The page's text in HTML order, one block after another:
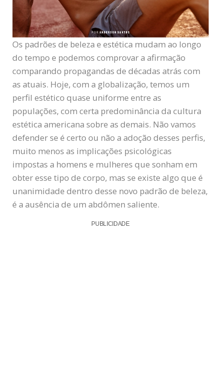
Os padrões de beleza e estética mudam ao longo
do tempo e podemos comprovar a afirmação
comparando propagandas de décadas atrás com
as atuais. Hoje, com a globalização, temos um
perfil estético quase uniforme entre as
populações, com certa predominância da cultura
estética americana sobre as demais. Não vamos
defender se é certo ou não a adoção desses perfis,
muito menos as implicações psicológicas
impostas a homens e mulheres que sonham em
obter esse tipo de corpo, mas se existe algo que é
unanimidade dentro desse novo padrão de beleza,
é a ausência de um abdômen saliente.
PUBLICIDADE